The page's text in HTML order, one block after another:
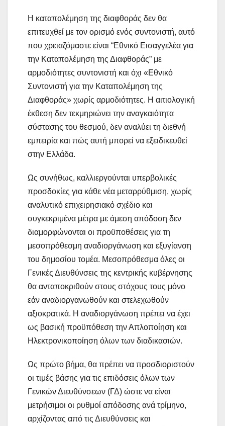
Η καταπολέμηση της διαφθοράς δεν θα
επιτευχθεί με τον ορισμό ενός συντονιστή, αυτό
που χρειαζόμαστε είναι “Εθνικό Εισαγγελέα για
την Καταπολέμηση της Διαφθοράς” με
αρμοδιότητες συντονιστή και όχι «Εθνικό
Συντονιστή για την Καταπολέμηση της
Διαφθοράς» χωρίς αρμοδιότητες. Η αιτιολογική
έκθεση δεν τεκμηριώνει την αναγκαιότητα
σύστασης του θεσμού, δεν αναλύει τη διεθνή
εμπειρία και πώς αυτή μπορεί να εξειδικευθεί
στην Ελλάδα.
Ως συνήθως, καλλιεργούνται υπερβολικές
προσδοκίες για κάθε νέα μεταρρύθμιση, χωρίς
αναλυτικό επιχειρησιακό σχέδιο και
συγκεκριμένα μέτρα με άμεση απόδοση δεν
διαμορφώνονται οι προϋποθέσεις για τη
μεσοπρόθεσμη αναδιοργάνωση και εξυγίανση
του δημοσίου τομέα. Μεσοπρόθεσμα όλες οι
Γενικές Διευθύνσεις της κεντρικής κυβέρνησης
θα ανταποκριθούν στους στόχους τους μόνο
εάν αναδιοργανωθούν και στελεχωθούν
αξιοκρατικά. Η αναδιοργάνωση πρέπει να έχει
ως βασική προϋπόθεση την Απλοποίηση και
Ηλεκτρονικοποίηση όλων των διαδικασιών.
Ως πρώτο βήμα, θα πρέπει να προσδιοριστούν
οι τιμές βάσης για τις επιδόσεις όλων των
Γενικών Διευθύνσεων (ΓΔ) ώστε να είναι
μετρήσιμοι οι ρυθμοί απόδοσης ανά τρίμηνο,
αρχίζοντας από τις Διευθύνσεις και